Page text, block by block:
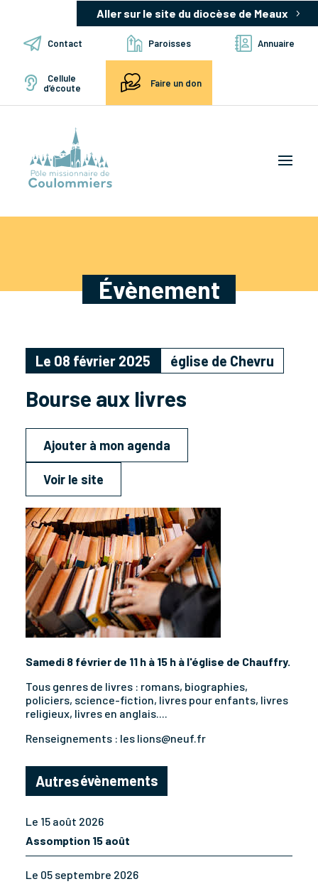
Aller sur le site du diocèse de Meaux
Contact Paroisses Annuaire
Cellule
d’écoute
Faire un don
Évènement
Le 08 février 2025 église de Chevru
Bourse aux livres
Ajouter à mon agenda
Voir le site
Samedi 8 février de 11 h à 15 h à l'église de Chauffry.
Tous genres de livres : romans, biographies,
policiers, science-fiction, livres pour enfants, livres
religieux, livres en anglais....
Renseignements : les lions@neuf.fr
Autresévènements
Le 15 août 2026
Assomption 15 août
Le 05 septembre 2026